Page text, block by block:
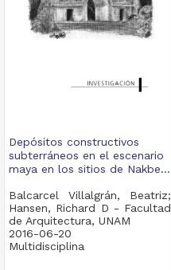
Depósitos constructivos
subterráneos en el escenario
maya en los sitios de Nakbe...
Balcarcel Villalgrán, Beatriz;
Hansen, Richard D - Facultad
de Arquitectura, UNAM
2016-06-20
Multidisciplina